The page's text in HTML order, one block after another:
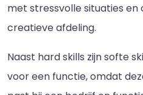
met stressvolle situaties en
creatieve afdeling.
Naast hard skills zijn softe
voor een functie, omdat